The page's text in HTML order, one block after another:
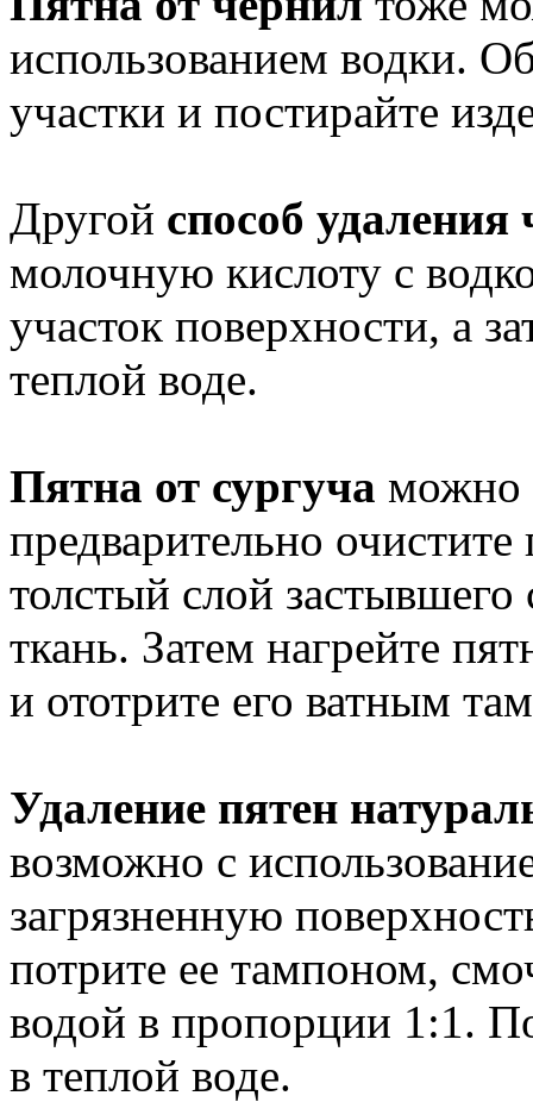
использованием водки.
участки и постирайте
Другой способ
молочную кислоту с
участок поверхности, а
теплой воде.
Пятна от сургуча можно
предварительно
толстый слой застывшего
ткань. Затем нагрейте
и ототрите его ватным
Удаление пятен
возможно с
загрязненную
потрите ее тампоном,
водой в пропорции 1:1.
в теплой воде.